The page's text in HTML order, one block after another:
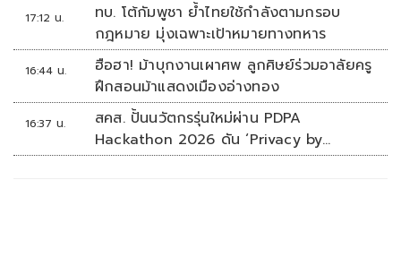
17:12 น.
ทบ. โต้กัมพูชา ย้ำไทยใช้กำลังตามกรอบ
กฎหมาย มุ่งเฉพาะเป้าหมายทางทหาร
16:44 น.
ฮือฮา! ม้าบุกงานเผาศพ ลูกศิษย์ร่วมอาลัยครู
ฝึกสอนม้าแสดงเมืองอ่างทอง
16:37 น.
สคส. ปั้นนวัตกรรุ่นใหม่ผ่าน PDPA
Hackathon 2026 ดัน ‘Privacy by
Design for all’ สู่โซลูชันคุ้มครองข้อมูลส่วน